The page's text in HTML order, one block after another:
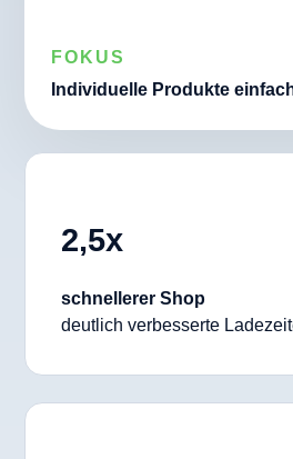
FOKUS
Individuelle Produkte
2,5x
schnellerer Shop
deutlich verbesserte